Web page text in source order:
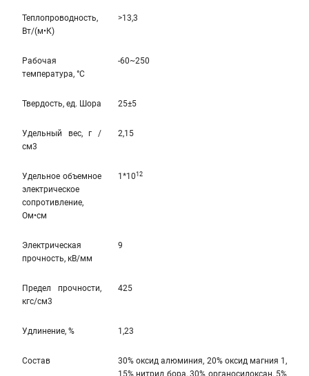
Теплопроводность,
Вт/(м•К)
>13,3
Рабочая
температура, °C
-60~250
Твердость, ед. Шора 25±5
Удельный вес, г /
см3
2,15
Удельное объемное
электрическое
сопротивление,
Ом•см
1*1012
Электрическая
прочность, кВ/мм
9
Предел прочности,
кгс/см3
425
Удлинение, % 1,23
Состав
30% оксид алюминия, 20% оксид магния 1,
15% нитрид бора, 30% органосилоксан, 5%